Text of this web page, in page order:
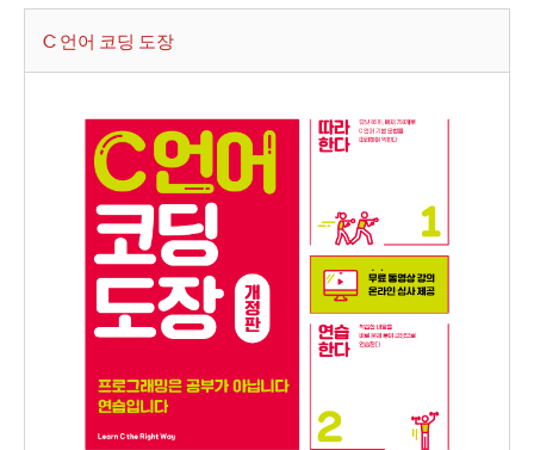
C 언어 코딩 도장